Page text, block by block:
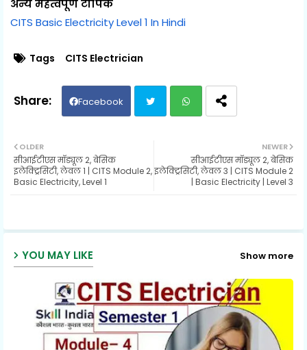
अन्य महत्वपूर्ण टॉपिक
CITS Basic Electricity Level 1 In Hindi
Tags CITS Electrician
Facebook
ats
NEWER
सीआईटीएस मॉड्यूल 2, बेसिक
इलेक्ट्रिसिटी, लेवल 3 | CITS Module 2
| Basic Electricity | Level 3
OLDER
सीआईटीएस मॉड्यूल 2, बेसिक
इलेक्ट्रिसिटी, लेवल 1 | CITS Module 2,
Basic Electricity, Level 1
YOU MAY LIKE Show more